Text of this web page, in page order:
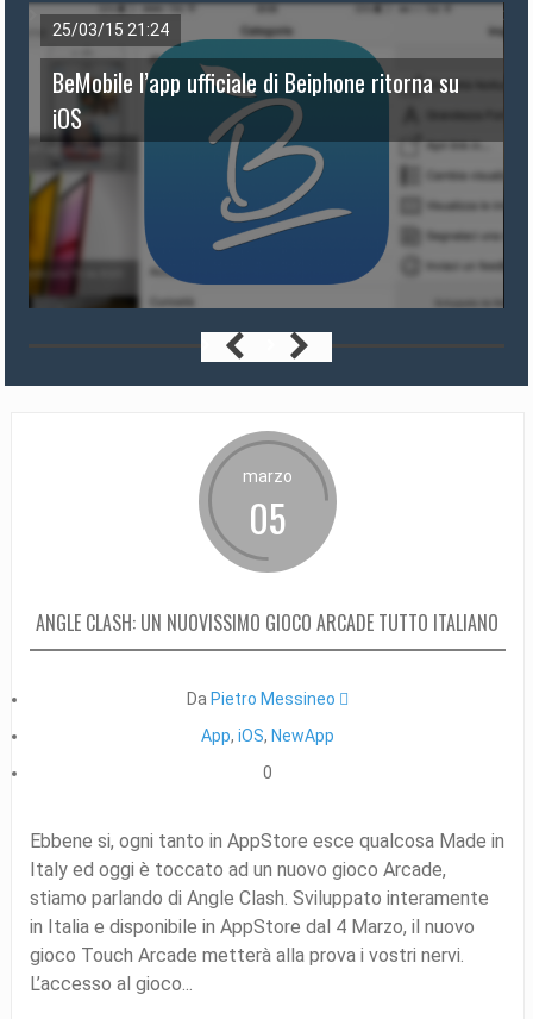
25/03/15 21:24
BeMobile l’app ufficiale di Beiphone ritorna su
iOS
marzo
05
ANGLE CLASH: UN NUOVISSIMO GIOCO ARCADE TUTTO ITALIANO
Da Pietro Messineo 
App, iOS, NewApp
0
Ebbene si, ogni tanto in AppStore esce qualcosa Made in
Italy ed oggi è toccato ad un nuovo gioco Arcade,
stiamo parlando di Angle Clash. Sviluppato interamente
in Italia e disponibile in AppStore dal 4 Marzo, il nuovo
gioco Touch Arcade metterà alla prova i vostri nervi.
L’accesso al gioco...